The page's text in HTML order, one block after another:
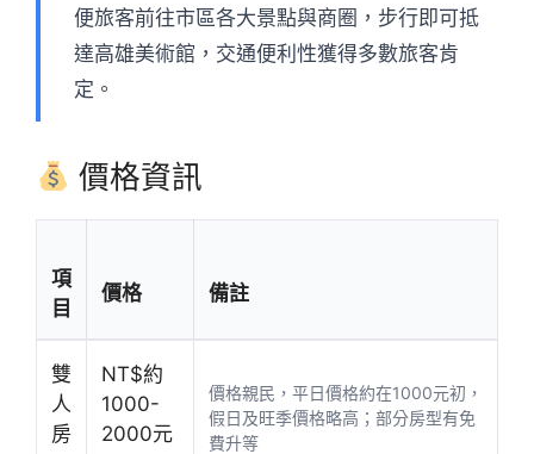
便旅客前往市區各大景點與商圈，步行即可抵
達高雄美術館，交通便利性獲得多數旅客肯
定。
價格資訊
項
目
價格 備註
雙
人
房
NT$約
1000-
2000元
價格親民，平日價格約在1000元初，
假日及旺季價格略高；部分房型有免
費升等